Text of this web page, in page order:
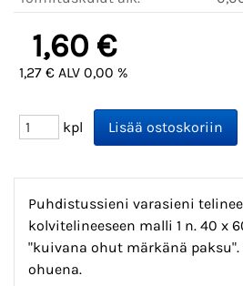
1,60 €
1,27 € ALV 0,00 %
kpl
Puhdistussieni varasieni
kolvitelineeseen malli 1 n. 40 x
"kuivana ohut märkänä
ohuena.